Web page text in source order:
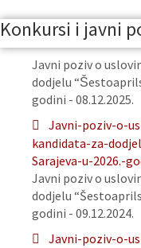
Konkursi i javni
Javni poziv o
dodjelu
godini - 08.12.2025.
Javni-poziv-o-
kandidata-za-
Sarajeva-u-2026.-
Javni poziv o
dodjelu
godini - 09.12.2024.
Javni-poziv-o-